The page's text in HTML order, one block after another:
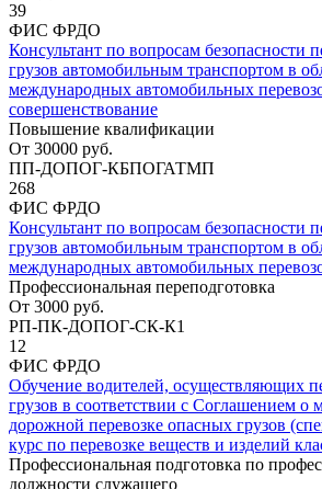
39
ФИС ФРДО
Консультант по вопросам безопасности
грузов автомобильным транспортом в
международных автомобильных
совершенствование
Повышение квалификации
От 30000 руб.
ПП-ДОПОГ-КБПОГАТМП
268
ФИС ФРДО
Консультант по вопросам безопасности
грузов автомобильным транспортом в
международных автомобильных
Профессиональная переподготовка
От 3000 руб.
РП-ПК-ДОПОГ-СК-К1
12
ФИС ФРДО
Обучение водителей, осуществляющих
грузов в соответствии с Соглашением о
дорожной перевозке опасных грузов
курс по перевозке веществ и изделий
Профессиональная подготовка по
должности служащего